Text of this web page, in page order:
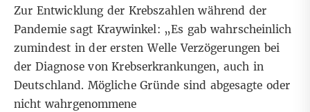
Zur Entwicklung der Krebszahlen während der
Pandemie sagt Kraywinkel: „Es gab wahrscheinlich
zumindest in der ersten Welle Verzögerungen bei
der Diagnose von Krebserkrankungen, auch in
Deutschland. Mögliche Gründe sind abgesagte oder
nicht wahrgenommene